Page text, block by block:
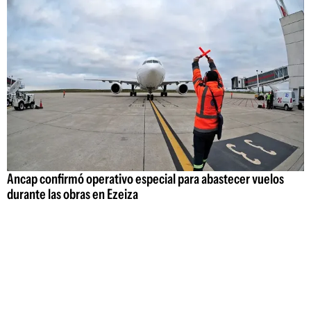
Ancap confirmó operativo especial para abastecer vuelos
durante las obras en Ezeiza